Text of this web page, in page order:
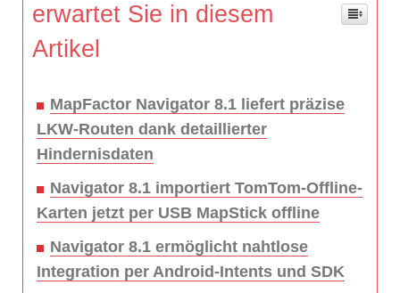
erwartet Sie in diesem
Artikel
MapFactor Navigator 8.1 liefert präzise
LKW-Routen dank detaillierter
Hindernisdaten
Navigator 8.1 importiert TomTom-Offline-
Karten jetzt per USB MapStick offline
Navigator 8.1 ermöglicht nahtlose
Integration per Android-Intents und SDK